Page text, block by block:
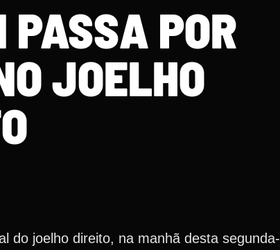
POR
JOELHO
do joelho direito, na manhã desta segunda-